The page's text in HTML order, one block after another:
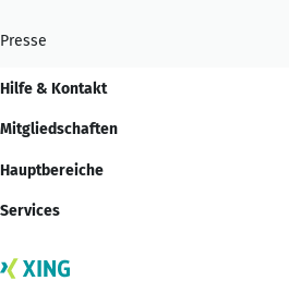
Presse
Hilfe & Kontakt
Mitgliedschaften
Hauptbereiche
Services